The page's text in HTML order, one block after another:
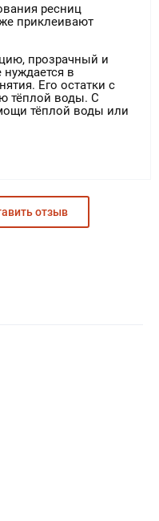
ресниц
приклеивают
прозрачный и
в
Его остатки с
тёплой воды. С
тёплой воды или
отзыв